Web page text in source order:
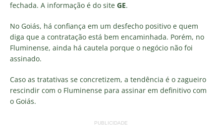
fechada. A informação é do site GE.
No Goiás, há confiança em um desfecho positivo e quem
diga que a contratação está bem encaminhada. Porém, no
Fluminense, ainda há cautela porque o negócio não foi
assinado.
Caso as tratativas se concretizem, a tendência é o zagueiro
rescindir com o Fluminense para assinar em definitivo com
o Goiás.
PUBLICIDADE